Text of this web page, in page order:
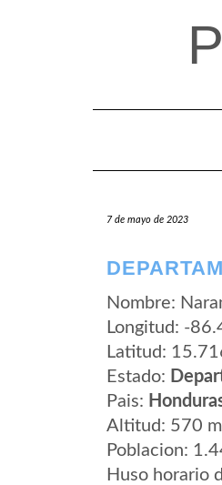
7 de mayo de 2023
Nombre:
Longitud: -
Latitud:
Estado:
Pais:
Altitud: 570
Poblacion:
Huso horario